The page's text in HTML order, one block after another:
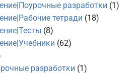
разработки (1)
тетради (18)
(8)
(62)
разработки (1)